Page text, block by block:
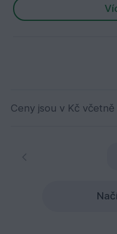
Ceny jsou v Kč včetně